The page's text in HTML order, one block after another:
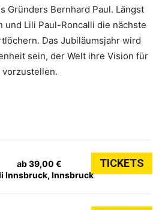
Gründers Bernhard Paul. Längst
und Lili Paul-Roncalli die nächste
Das Jubiläumsjahr wird
sein, der Welt ihre Vision für
Innsbruck, Innsbruck
ab 39,00 € TICKETS